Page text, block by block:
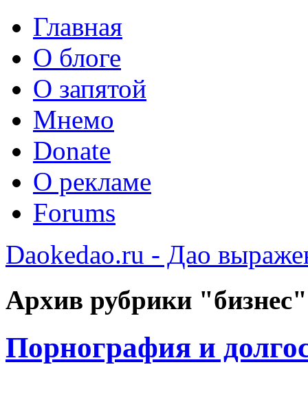
Главная
О блоге
О запятой
Мнемо
Donate
О рекламе
Forums
Daokedao.ru - Дао
Архив рубрики "бизнес"
Порнография и